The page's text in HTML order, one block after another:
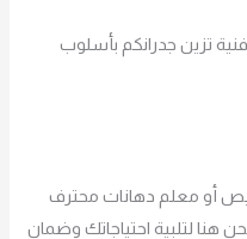
فنية تزين جدرانكم بأسلوب
أو معلم دهانات محترف
هنا لتلبية احتياجاتك وضمان